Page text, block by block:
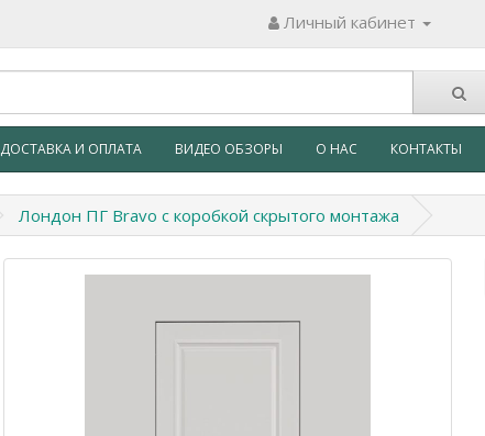
Личный кабинет
ДОСТАВКА И ОПЛАТА ВИДЕО ОБЗОРЫ О НАС КОНТАКТЫ
Лондон ПГ Bravo с коробкой скрытого монтажа